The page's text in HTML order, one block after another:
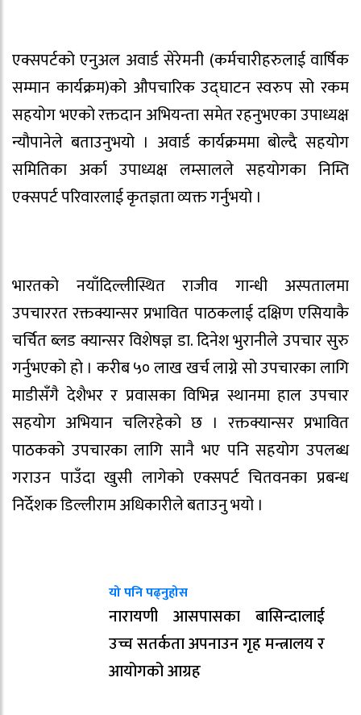
एक्सपर्टको एनुअल अवार्ड सेरेमनी (कर्मचारीहरुलाई वार्षिक
सम्मान कार्यक्रम)को औपचारिक उद्घाटन स्वरुप सो रकम
सहयोग भएको रक्तदान अभियन्ता समेत रहनुभएका उपाध्यक्ष
न्यौपानेले बताउनुभयो । अवार्ड कार्यक्रममा बोल्दै सहयोग
समितिका अर्का उपाध्यक्ष लम्सालले सहयोगका निम्ति
एक्सपर्ट परिवारलाई कृतज्ञता व्यक्त गर्नुभयो ।
भारतको नयाँदिल्लीस्थित राजीव गान्धी अस्पतालमा
उपचाररत रक्तक्यान्सर प्रभावित पाठकलाई दक्षिण एसियाकै
चर्चित ब्लड क्यान्सर विशेषज्ञ डा. दिनेश भुरानीले उपचार सुरु
गर्नुभएको हो । करीब ५० लाख खर्च लाग्ने सो उपचारका लागि
माडीसँगै देशैभर र प्रवासका विभिन्न स्थानमा हाल उपचार
सहयोग अभियान चलिरहेको छ । रक्तक्यान्सर प्रभावित
पाठकको उपचारका लागि सानै भए पनि सहयोग उपलब्ध
गराउन पाउँदा खुसी लागेको एक्सपर्ट चितवनका प्रबन्ध
निर्देशक डिल्लीराम अधिकारीले बताउनु भयो ।
यो पनि पढ्नुहोस
नारायणी आसपासका बासिन्दालाई
उच्च सतर्कता अपनाउन गृह मन्त्रालय र
आयोगको आग्रह